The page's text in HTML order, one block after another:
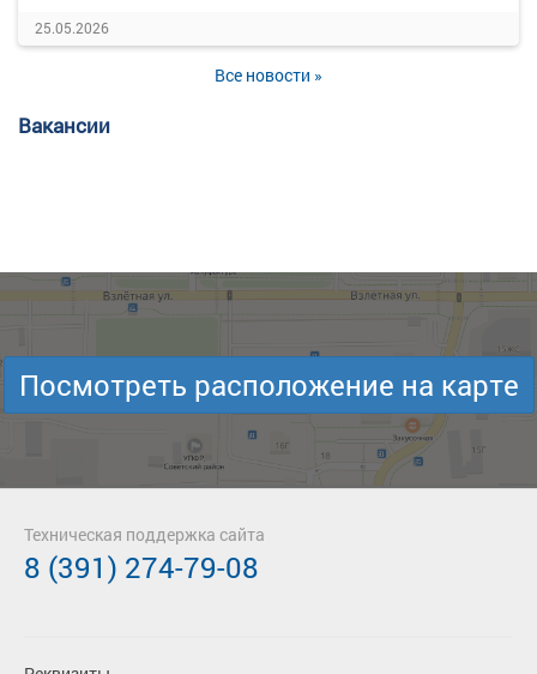
25.05.2026
Все новости »
Вакансии
Посмотреть расположение на карте
Техническая поддержка сайта
8 (391) 274-79-08